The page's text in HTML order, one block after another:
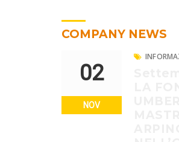
COMPANY NEWS
02
NOV